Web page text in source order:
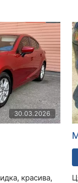
30.03.2026
красива,